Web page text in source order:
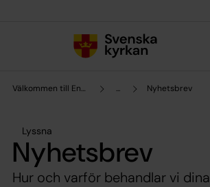
Välkommen till Enskede-Årsta församling ... Nyhetsbrev
Lyssna
Nyhetsbrev
Hur och varför behandlar vi dina